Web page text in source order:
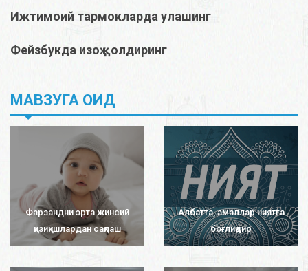
Ижтимоий тармокларда улашинг
Фейзбукда изоҳ қолдиринг
МАВЗУГА ОИД
Фарзандни эрта жинсий
қизиқишлардан сақлаш
Албатта, амаллар ниятга
боғлиқдир